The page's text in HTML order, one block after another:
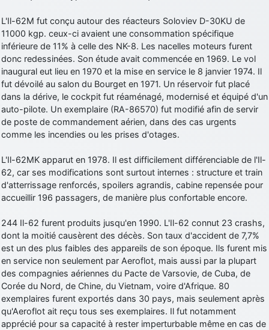
tout voir
L'Il-62M fut conçu autour des réacteurs Soloviev D-30KU de
11000 kgp. ceux-ci avaient une consommation spécifique
inférieure de 11% à celle des NK-8. Les nacelles moteurs furent
donc redessinées. Son étude avait commencée en 1969. Le vol
inaugural eut lieu en 1970 et la mise en service le 8 janvier 1974. Il
fut dévoilé au salon du Bourget en 1971. Un réservoir fut placé
dans la dérive, le cockpit fut réaménagé, modernisé et équipé d'un
auto-pilote. Un exemplaire (RA-86570) fut modifié afin de servir
de poste de commandement aérien, dans des cas urgents
comme les incendies ou les prises d'otages.
L'Il-62MK apparut en 1978. Il est difficilement différenciable de l'Il-
62, car ses modifications sont surtout internes : structure et train
d'atterrissage renforcés, spoilers agrandis, cabine repensée pour
accueillir 196 passagers, de manière plus confortable encore.
244 Il-62 furent produits jusqu'en 1990. L'Il-62 connut 23 crashs,
dont la moitié causèrent des décès. Son taux d'accident de 7,7%
est un des plus faibles des appareils de son époque. Ils furent mis
en service non seulement par Aeroflot, mais aussi par la plupart
des compagnies aériennes du Pacte de Varsovie, de Cuba, de
Corée du Nord, de Chine, du Vietnam, voire d'Afrique. 80
exemplaires furent exportés dans 30 pays, mais seulement après
qu'Aeroflot ait reçu tous ses exemplaires. Il fut notamment
apprécié pour sa capacité à rester imperturbable même en cas de